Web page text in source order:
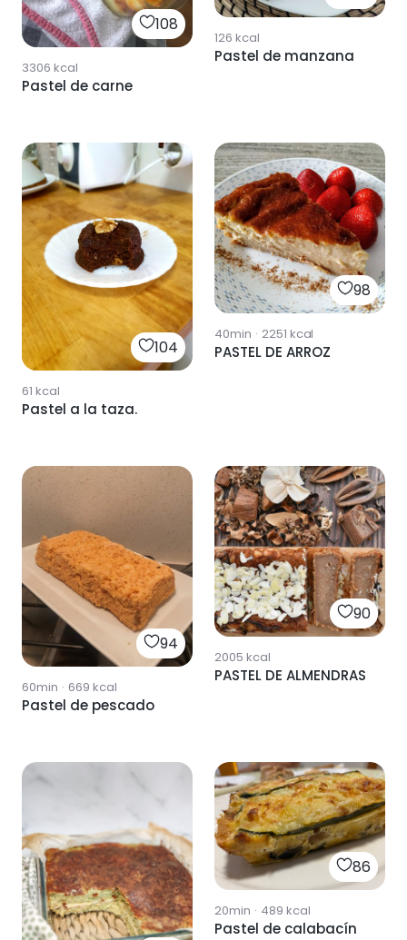
108
3306 kcal
Pastel de carne
126 kcal
Pastel de manzana
104
61 kcal
Pastel a la taza.
98
40min · 2251 kcal
PASTEL DE ARROZ
94
60min · 669 kcal
Pastel de pescado
90
2005 kcal
PASTEL DE ALMENDRAS
86
20min · 489 kcal
Pastel de calabacín